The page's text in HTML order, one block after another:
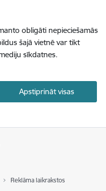
obligāti nepieciešamās
šajā vietnē var tikt
sīkdatnes.
Apstiprināt visas
Reklāma laikrakstos